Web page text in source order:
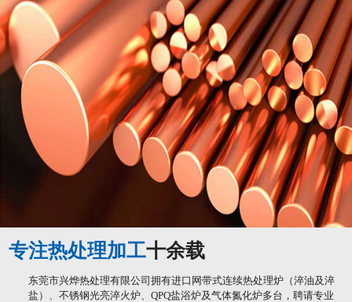
专注热处理加工十余载
东莞市兴烨热处理有限公司拥有进口网带式连续热处理炉（淬油及淬
盐）、不锈钢光亮淬火炉、QPQ盐浴炉及气体氮化炉多台，聘请专业